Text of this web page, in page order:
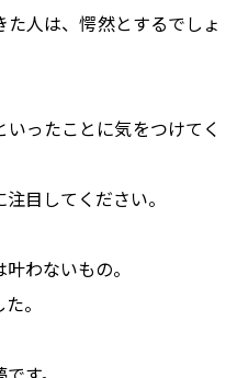
人は、愕然とするでしょ
ったことに気をつけてく
目してください。
わないもの。
。